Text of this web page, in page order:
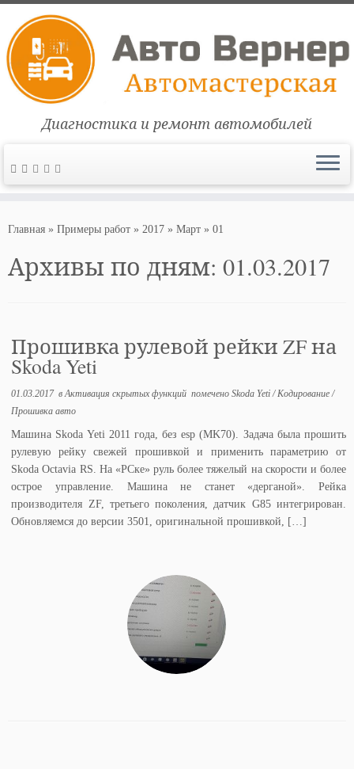
Диагностика и ремонт автомобилей
Главная » Примеры работ » 2017 » Март » 01
Архивы по дням: 01.03.2017
Прошивка рулевой рейки ZF на
Skoda Yeti
01.03.2017вАктивация скрытых функций помеченоSkoda Yeti/ Кодирование/
Прошивка авто
Машина Skoda Yeti 2011 года, без esp (MK70). Задача была прошить
рулевую рейку свежей прошивкой и применить параметрию от
Skoda Octavia RS. На «РСке» руль более тяжелый на скорости и более
острое управление. Машина не станет «дерганой». Рейка
производителя ZF, третьего поколения, датчик G85 интегрирован.
Обновляемся до версии 3501, оригинальной прошивкой, […]